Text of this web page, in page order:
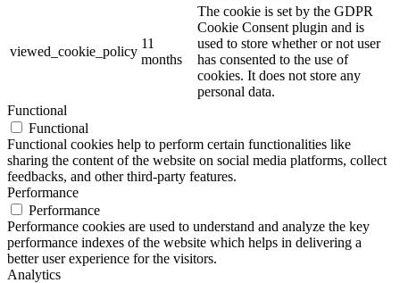
viewed_cookie_policy
11
months
The cookie is set by the GDPR
Cookie Consent plugin and is
used to store whether or not user
has consented to the use of
cookies. It does not store any
personal data.
Functional
Functional
Functional cookies help to perform certain functionalities like
sharing the content of the website on social media platforms, collect
feedbacks, and other third-party features.
Performance
Performance
Performance cookies are used to understand and analyze the key
performance indexes of the website which helps in delivering a
better user experience for the visitors.
Analytics